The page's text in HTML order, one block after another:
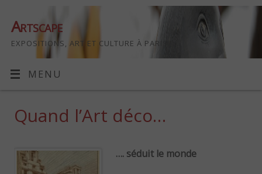
Artscape
EXPOSITIONS, ART ET CULTURE À PARIS
MENU
Quand l’Art déco…
…. séduit le monde